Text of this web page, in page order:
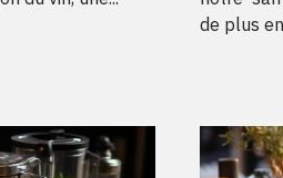
de plus